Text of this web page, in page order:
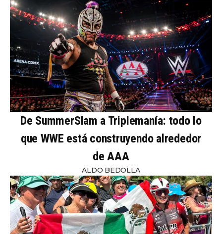
De SummerSlam a Triplemanía: todo lo
que WWE está construyendo alrededor
de AAA
ALDO BEDOLLA